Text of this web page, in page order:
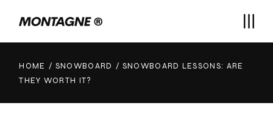
HOME SNOWBOARD
SNOWBOARD LESSONS: ARE
THEY WORTH IT?